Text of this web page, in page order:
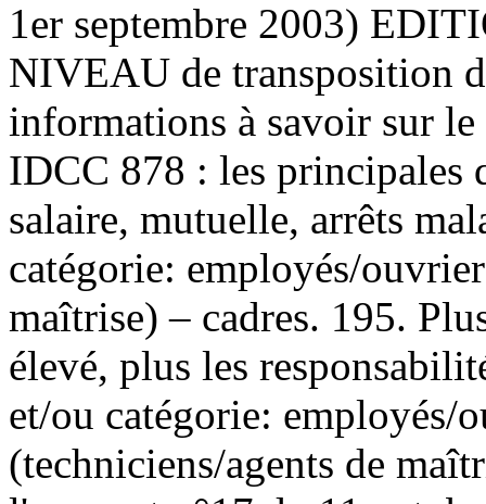
1er septembre 2003)
NIVEAU de transposition
informations à savoir sur
IDCC 878 : les principales
salaire, mutuelle, arrêts
catégorie: employés/
maîtrise) – cadres. 195.
élevé, plus les
et/ou catégorie: employés/
(techniciens/agents de